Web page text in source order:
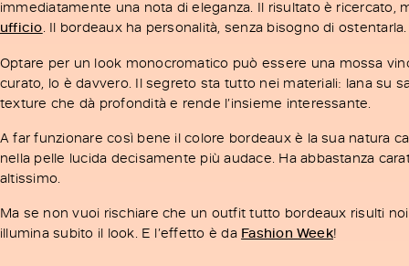
immediatamente una nota di eleganza. Il risultato è
ufficio . Il bordeaux ha personalità, senza bisogno di ostentarla.
Optare per un look monocromatico può essere una mossa
curato, lo è davvero. Il segreto sta tutto nei materiali: lana su
texture che dà profondità e rende l’insieme interessante.
A far funzionare così bene il colore bordeaux è la sua natura
nella pelle lucida decisamente più audace. Ha abbastanza
altissimo.
Ma se non vuoi rischiare che un outfit tutto bordeaux risulti
illumina subito il look. E l’effetto è da Fashion Week!